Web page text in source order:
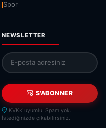
Spor
NEWSLETTER
S'ABONNER
KVKK uyumlu. Spam yok.
İstediğinizde çıkabilirsiniz.